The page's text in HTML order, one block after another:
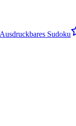
Ausdruckbares Sudoku